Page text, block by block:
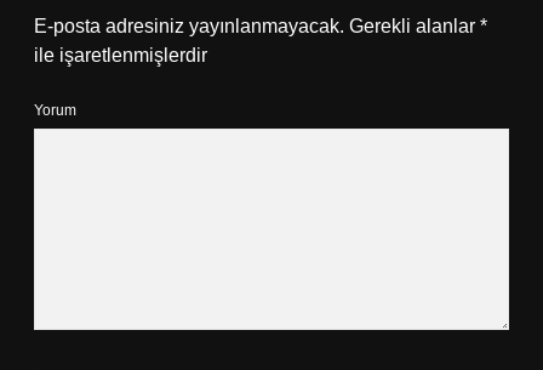
E-posta adresiniz yayınlanmayacak. Gerekli alanlar *
ile işaretlenmişlerdir
Yorum